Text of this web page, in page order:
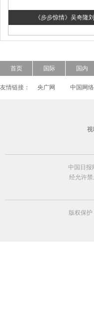
《步步惊情》吴奇隆
超模Freja Beha演绎
首页 国际 国内
友情链接： 央广网 中国网
中国日报
经允许
版权保